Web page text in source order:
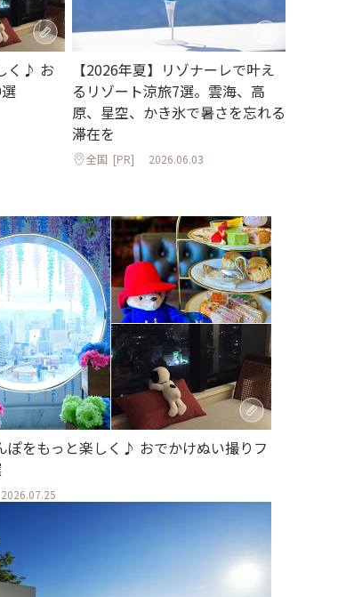
く♪ お
【2026年夏】リゾナーレで叶え
るリゾート涼旅7選。雲海、高
原、星空、かき氷で暑さを忘れる
滞在を
全国 [PR] 2026.06.03
【2026
星野リ
5選。
ぽをもっと楽しく♪ おでかけぬい撮りフ
2026.07.25